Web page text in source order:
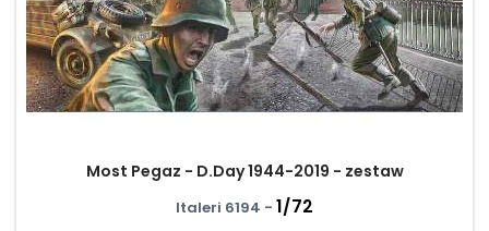
Most Pegaz - D.Day 1944-2019 - zestaw
Italeri 6194 - 1/72